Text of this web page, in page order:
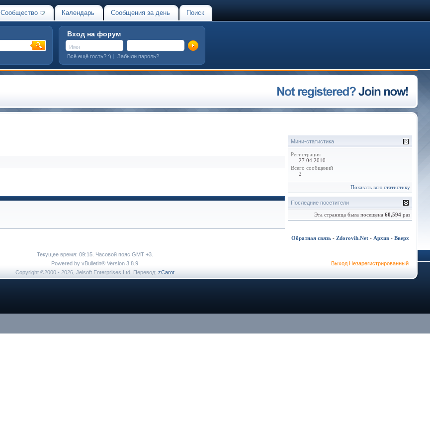
Сообщество Календарь Сообщения за день Поиск
Вход на форум
Всё ещё гость? :) | Забыли пароль?
Мини-статистика
Регистрация
27.04.2010
Всего сообщений
2
Показать всю статистику
Последние посетители
Эта страница была посещена 60,594 раз
Обратная связь - Zdorovih.Net - Архив - Вверх
Текущее время: 09:15. Часовой пояс GMT +3.
Powered by vBulletin® Version 3.8.9
Copyright ©2000 - 2026, Jelsoft Enterprises Ltd. Перевод: zCarot
Выход Незарегистрированный